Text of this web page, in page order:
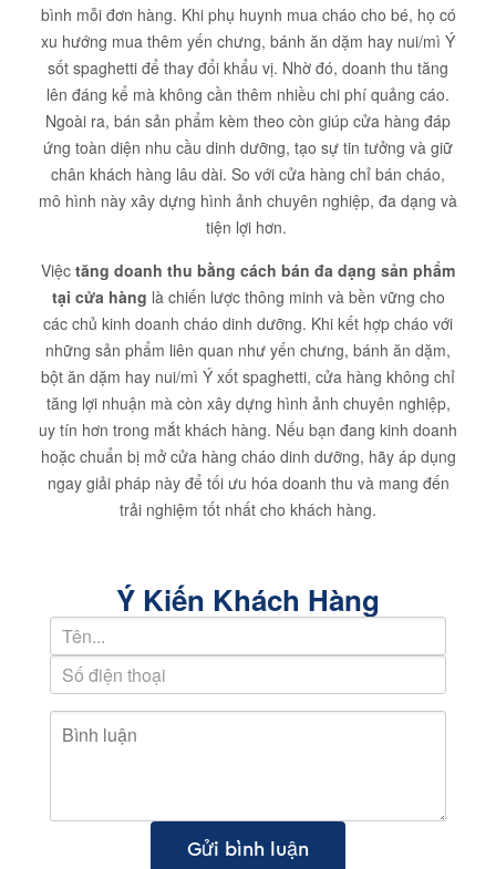
bình mỗi đơn hàng. Khi phụ huynh mua cháo cho bé, họ có
xu hướng mua thêm yến chưng, bánh ăn dặm hay nui/mì Ý
sốt spaghetti để thay đổi khẩu vị. Nhờ đó, doanh thu tăng
lên đáng kể mà không cần thêm nhiều chi phí quảng cáo.
Ngoài ra, bán sản phẩm kèm theo còn giúp cửa hàng đáp
ứng toàn diện nhu cầu dinh dưỡng, tạo sự tin tưởng và giữ
chân khách hàng lâu dài. So với cửa hàng chỉ bán cháo,
mô hình này xây dựng hình ảnh chuyên nghiệp, đa dạng và
tiện lợi hơn.
Việc tăng doanh thu bằng cách bán đa dạng sản phẩm
tại cửa hàng là chiến lược thông minh và bền vững cho
các chủ kinh doanh cháo dinh dưỡng. Khi kết hợp cháo với
những sản phẩm liên quan như yến chưng, bánh ăn dặm,
bột ăn dặm hay nui/mì Ý xốt spaghetti, cửa hàng không chỉ
tăng lợi nhuận mà còn xây dựng hình ảnh chuyên nghiệp,
uy tín hơn trong mắt khách hàng. Nếu bạn đang kinh doanh
hoặc chuẩn bị mở cửa hàng cháo dinh dưỡng, hãy áp dụng
ngay giải pháp này để tối ưu hóa doanh thu và mang đến
trải nghiệm tốt nhất cho khách hàng.
Ý Kiến Khách Hàng
Gửi bình luận